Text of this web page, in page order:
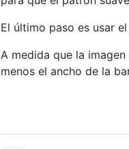
El último paso es usar
A medida que la
menos el ancho de la